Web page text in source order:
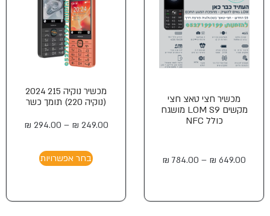
מכשיר חצי טאצ חצי
מקשים LOM S9 מושגח
כולל NFC
₪ 649.00
–
₪ 784.00
מכשיר נוקיה 215 2024
(נוקיה 220) תומך כשר
₪ 249.00
–
₪ 294.00
בחר אפשרויות